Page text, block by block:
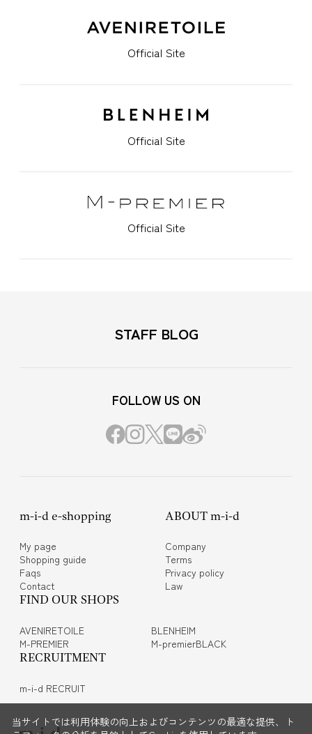
Official Site
Official Site
Official Site
STAFF BLOG
FOLLOW US ON
m-i-d e-shopping
My page
Shopping guide
Faqs
Contact
ABOUT m-i-d
Company
Terms
Privacy policy
Law
FIND OUR SHOPS
AVENIRETOILE
BLENHEIM
M-PREMIER
M-premierBLACK
RECRUITMENT
m-i-d RECRUIT
当サイトでは利用体験の向上およびコンテンツの最適な提供、ト